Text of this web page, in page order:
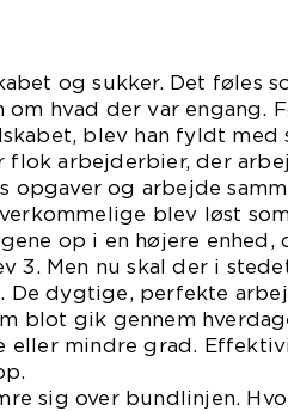
og sukker. Det føles
hvad der var engang.
blev han fyldt med
flok arbejderbier, der
og arbejde
blev løst
op i en højere enhed,
3. Men nu skal der i
De dygtige, perfekte
blot gik gennem
eller mindre grad.
sig over bundlinjen.